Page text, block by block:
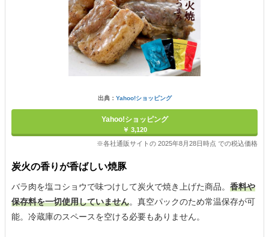
出典： Yahoo!ショッピング
Yahoo!ショッピング
￥ 3,120
※各社通販サイトの 2025年8月28日時点 での税込価格
炭火の香りが香ばしい焼豚
バラ肉を塩コショウで味つけして炭火で焼き上げた商品。 香料や
保存料を一切使用していません。真空パックのため常温保存が可
能。冷蔵庫のスペースを空ける必要もありません。